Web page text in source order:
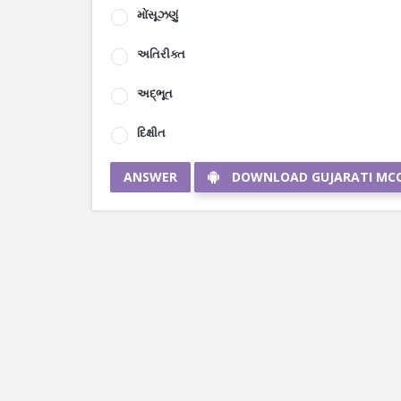
મોંસૂઝણું
અતિરીક્ત
અદ્ભૂત
દિક્ષીત
ANSWER DOWNLOAD GUJARATI